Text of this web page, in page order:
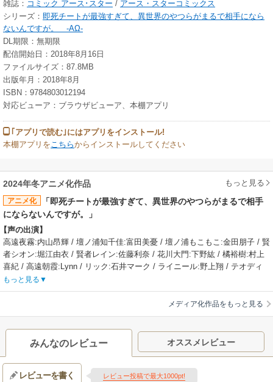
雑誌： コミック アース･スター / アース・スターコミックス
シリーズ： 即死チートが最強すぎて、異世界のやつらがまるで相手になら
ないんですが。 -ΑΩ-
DL期限：無期限
配信開始日：2018年8月16日
ファイルサイズ：87.8MB
出版年月：2018年8月
ISBN：9784803012194
対応ビューア：ブラウザビューア、本棚アプリ
｢アプリで読む｣にはアプリをインストール!
本棚アプリを こちらからインストールしてください
2024年冬アニメ化作品 もっと見る
アニメ化
「即死チートが最強すぎて、異世界のやつらがまるで相手
にならないんですが。」
声の出演】
高遠夜霧:内山昂輝 / 壇ノ浦知千佳:富田美憂 / 壇ノ浦もこもこ:金田朋子 / 賢
者シオン:堀江由衣 / 賢者レイン:佐藤利奈 / 花川大門:下野紘 / 橘裕樹:村上
喜紀 / 高遠朝霞:Lynn / リック:石井マーク / ライニール:野上翔 / テオディ
ジア:関根明良
あらすじ】
全ての敵を即死させる！最強主人公爆誕！！修学旅行中、高遠夜霧とクラ
スメイトたちは、突然異世界に召喚された。召喚したのは賢者を名乗る
女、シオン。彼女は《ギフト》と呼ばれる特殊能力を彼らに与え、賢者に
なるための試練をクリアしろ一方的に宣告する。突然の事態に動揺しつつ
も行動を開始する一同。だが、なぜか《ギフト》を与えられなかった夜霧
や壇ノ浦知千佳ら一部の生徒は、ドラゴンが迫る草原に囮として置き去り
にされてしまう。飛来したドラゴンによって次々に殺されていく残された
もっと見る
メディア化作品をもっと見る
みんなのレビュー オススメレビュー
レビューを書く レビュー投稿で最大1000pt!